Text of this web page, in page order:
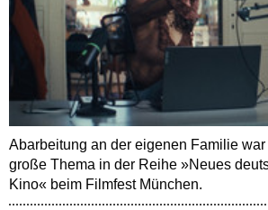
Abarbeitung an der eigenen Familie war
große Thema in der Reihe »Neues
Kino« beim Filmfest München.